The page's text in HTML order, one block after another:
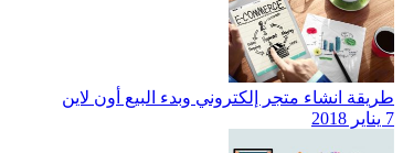
طريقة انشاء متجر إلكتروني وبدء البيع أون لاين
7 يناير 2018